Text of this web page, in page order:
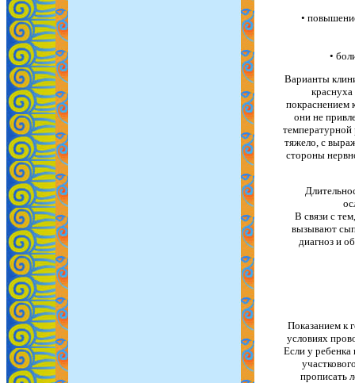
•
•
Варианты
покраснением
они не
температурной
тяжело, с
стороны
В связи с
вызывают
диагноз и
Показанием к
условиях
Если у ребенка
прописать